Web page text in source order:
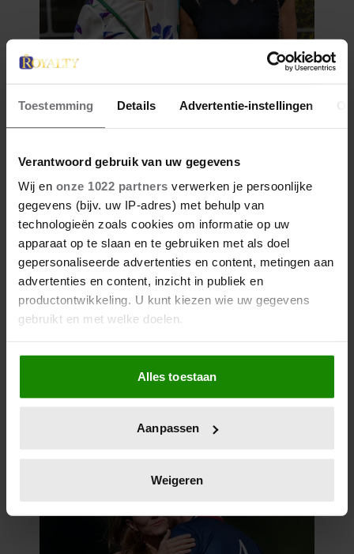
Toestemming Details Advertentie-instellingen
Verantwoord gebruik van uw gegevens
Wij en onze 1022 partners verwerken je persoonlijke
gegevens (bijv. uw IP-adres) met behulp van
technologieën zoals cookies om informatie op uw
apparaat op te slaan en te gebruiken met als doel
gepersonaliseerde advertenties en content, metingen aan
advertenties en content, inzicht in publiek en
productontwikkeling. U kunt kiezen wie uw gegevens
gebruikt en met welke doelen.
Als u het toestaat, willen we ook graag:
Informatie verzamelen over uw geografische
locatie, die tot een paar meter nauwkeurig kan zijn
scannen op specifieke eigenschappen (fingerprinting)
verwerkt en stel uw voorkeuren in het
intrekken in de Cookieverklaring.
Alles toestaan
Aanpassen
Weigeren